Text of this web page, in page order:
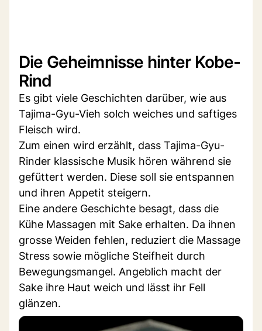
Die Geheimnisse hinter Kobe-
Rind
Es gibt viele Geschichten darüber, wie aus
Tajima-Gyu-Vieh solch weiches und saftiges
Fleisch wird.
Zum einen wird erzählt, dass Tajima-Gyu-
Rinder klassische Musik hören während sie
gefüttert werden. Diese soll sie entspannen
und ihren Appetit steigern.
Eine andere Geschichte besagt, dass die
Kühe Massagen mit Sake erhalten. Da ihnen
grosse Weiden fehlen, reduziert die Massage
Stress sowie mögliche Steifheit durch
Bewegungsmangel. Angeblich macht der
Sake ihre Haut weich und lässt ihr Fell
glänzen.